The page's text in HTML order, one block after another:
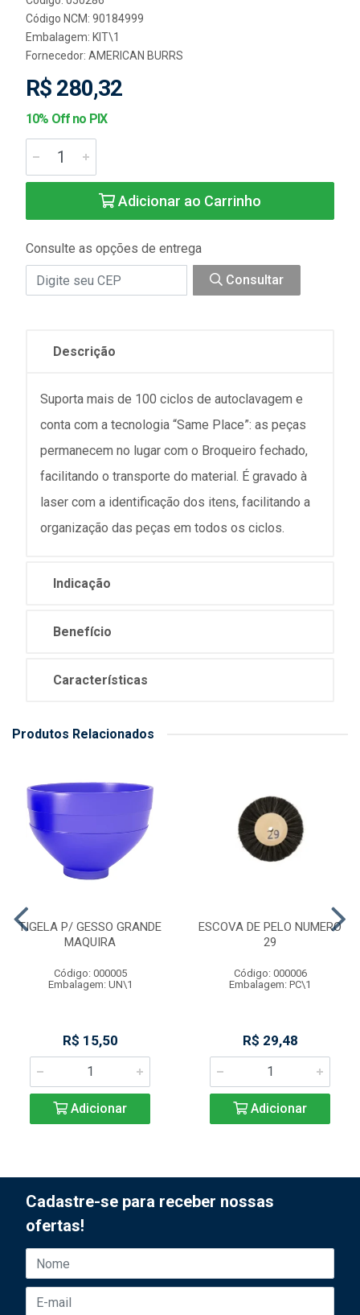
Código NCM: 90184999
Embalagem: KIT\1
Fornecedor: AMERICAN BURRS
R$ 280,32
10% Off no PIX
Adicionar ao Carrinho
Consulte as opções de entrega
Consultar
Descrição
Suporta mais de 100 ciclos de autoclavagem e
conta com a tecnologia “Same Place”: as peças
permanecem no lugar com o Broqueiro fechado,
facilitando o transporte do material. É gravado à
laser com a identificação dos itens, facilitando a
organização das peças em todos os ciclos.
Indicação
Benefício
Características
Produtos Relacionados
TIGELA P/ GESSO GRANDE
MAQUIRA
Código: 000005
Embalagem: UN\1
R$ 15,50
Adicionar
ESCOVA DE PELO NUMERO
29
Código: 000006
Embalagem: PC\1
R$ 29,48
Adicionar
Cadastre-se para receber nossas
ofertas!